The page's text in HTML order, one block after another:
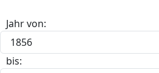
Jahr von:
bis: